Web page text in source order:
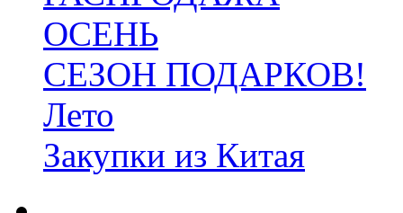
ОСЕНЬ
СЕЗОН ПОДАРКОВ!
Лето
Закупки из Китая